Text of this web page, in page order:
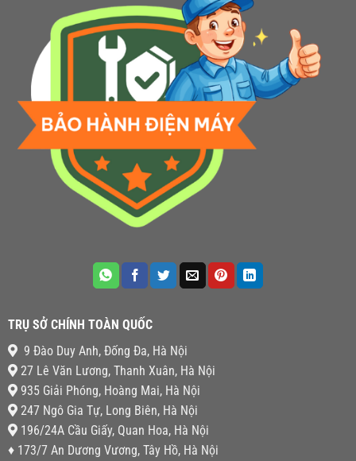
TRỤ SỞ CHÍNH TOÀN QUỐC
9 Đào Duy Anh, Đống Đa, Hà Nội
27 Lê Văn Lương, Thanh Xuân, Hà Nội
935 Giải Phóng, Hoàng Mai, Hà Nội
247 Ngô Gia Tự, Long Biên, Hà Nội
196/24A Cầu Giấy, Quan Hoa, Hà Nội
♦ 173/7 An Dương Vương, Tây Hồ, Hà Nội